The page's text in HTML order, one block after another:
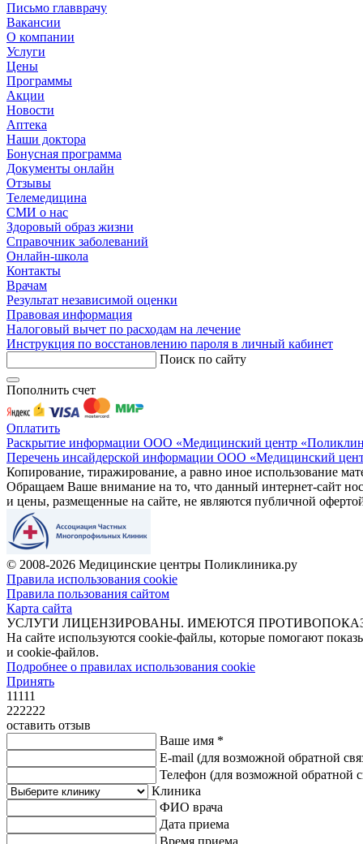
Письмо главврачу
Вакансии
О компании
Услуги
Цены
Программы
Акции
Новости
Аптека
Наши доктора
Бонусная программа
Документы онлайн
Отзывы
Телемедицина
СМИ о нас
Здоровый образ жизни
Справочник заболеваний
Онлайн-школа
Контакты
Врачам
Результат независимой оценки
Правовая информация
Налоговый вычет по расходам на лечение
Инструкция по восстановлению пароля в личный кабинет
Поиск по сайту
Пополнить счет
Оплатить
Раскрытие информации ООО «Медицинский центр
Перечень инсайдерской информации ООО «Медицинский
Копирование, тиражирование, а равно иное использование
Обращаем Ваше внимание на то, что данный интернет-сайт
и цены, размещенные на сайте, не являются публичной
© 2008-2026 Медицинские центры Поликлиника.ру
Правила использования cookie
Правила пользования сайтом
Карта сайта
УСЛУГИ ЛИЦЕНЗИРОВАНЫ. ИМЕЮТСЯ
На сайте используются cookie-файлы, которые помогают
и cookie-файлов.
Подробнее о правилах использования cookie
Принять
11111
222222
оставить отзыв
Ваше имя *
E-mail (для возможной обратной
Телефон (для возможной обратной
Клиника
ФИО врача
Дата приема
Время приема